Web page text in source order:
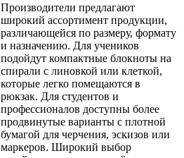
Производители предлагают
широкий ассортимент продукции,
различающейся по размеру, формату
и назначению. Для учеников
подойдут компактные блокноты на
спирали с линовкой или клеткой,
которые легко помещаются в
рюкзак. Для студентов и
профессионалов доступны более
продвинутые варианты с плотной
бумагой для черчения, эскизов или
маркеров. Широкий выбор